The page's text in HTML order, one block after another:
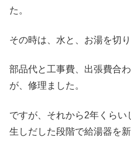
た。
その時は、水と、お湯を切
部品代と工事費、出張費合
が、修理ました。
ですが、それから2年くら
生しだした段階で給湯器を